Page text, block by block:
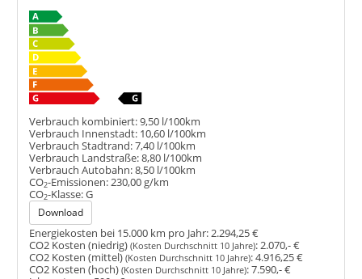
Verbrauch kombiniert:9,50 l/100km
Verbrauch Innenstadt: 10,60 l/100km
Verbrauch Stadtrand:7,40 l/100km
Verbrauch Landstraße:8,80 l/100km
Verbrauch Autobahn:8,50 l/100km
CO2-Emissionen:230,00 g/km
CO2-Klasse:G
Download
Energiekosten bei 15.000 km pro Jahr:2.294,25 €
CO2 Kosten (niedrig) (Kosten Durchschnitt 10 Jahre):2.070,- €
CO2 Kosten (mittel) (Kosten Durchschnitt 10 Jahre):4.916,25 €
CO2 Kosten (hoch) (Kosten Durchschnitt 10 Jahre):7.590,- €